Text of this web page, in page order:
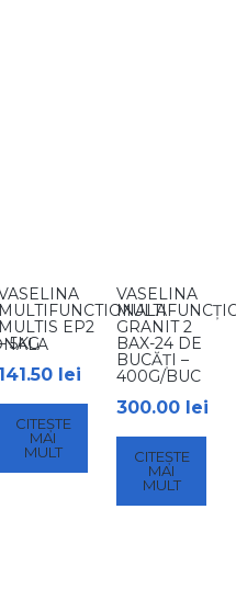
MULTIFUNCTIONALA
MULTIS EP2
5KG
141.50 lei
CITEȘTE
MAI
MULT
VASELINA
GRANIT 2
BAX-24 DE
BUCĂȚI –
400G/BUC
300.00 lei
CITEȘTE
MAI
MULT